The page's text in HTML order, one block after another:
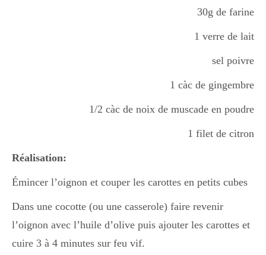
Semaines Spéciales
apéro
30g de farine
1 verre de lait
sel poivre
1 càc de gingembre
1/2 càc de noix de muscade en poudre
1 filet de citron
Réalisation:
Émincer l’oignon et couper les carottes en petits cubes
Dans une cocotte (ou une casserole) faire revenir
l’oignon avec l’huile d’olive puis ajouter les carottes et
cuire 3 à 4 minutes sur feu vif.